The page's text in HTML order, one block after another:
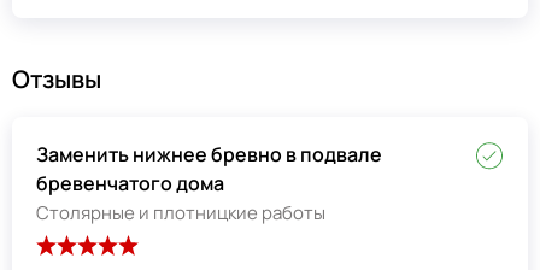
Отзывы
Заменить нижнее бревно в подвале
бревенчатого дома
Столярные и плотницкие работы